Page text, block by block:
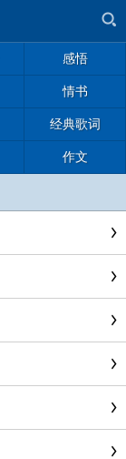
感悟
情书
经典歌词
作文